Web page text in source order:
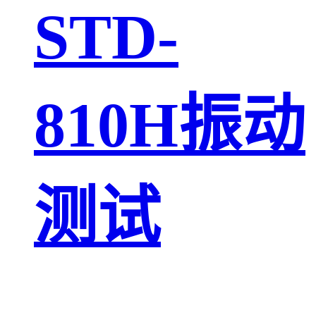
STD-
810H振动
测试